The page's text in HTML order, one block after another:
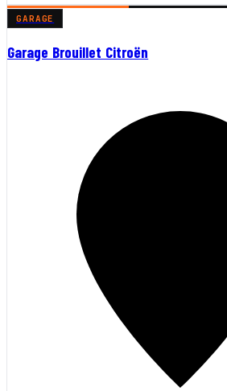
GARAGE
Garage Brouillet Citroën